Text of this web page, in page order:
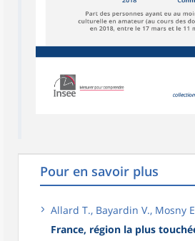
Pour en savoir plus
Allard T., Bayardin V., Mosny
France, région la plus